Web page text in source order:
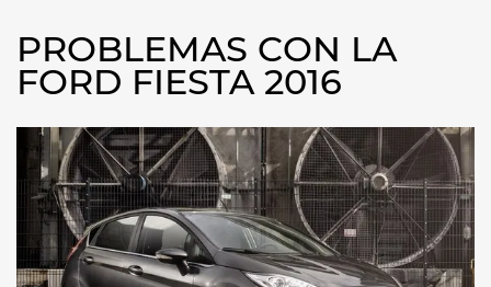
PROBLEMAS CON LA
FORD FIESTA 2016